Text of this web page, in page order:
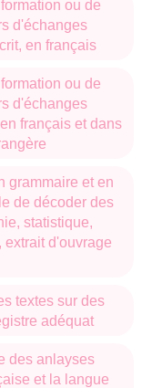
ou de
d'échanges
en français
ou de
d'échanges
français et dans
grammaire et en
de décoder des
statistique,
d'ouvrage
textes sur des
adéquat
des anlayses
et la langue